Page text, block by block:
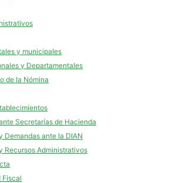
y municipales
y Departamentales
de la Nómina
Secretarías de Hacienda
Demandas ante la DIAN
Recursos Administrativos
Fiscal